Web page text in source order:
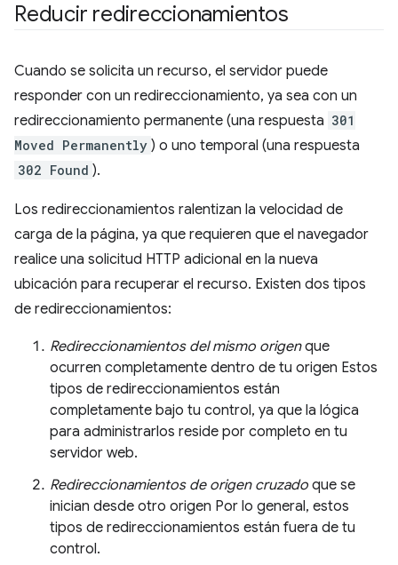
Reducir redireccionamientos
Cuando se solicita un recurso, el servidor puede
responder con un redireccionamiento, ya sea con un
redireccionamiento permanente (una respuesta 301
Moved Permanently ) o uno temporal (una respuesta
302 Found ).
Los redireccionamientos ralentizan la velocidad de
carga de la página, ya que requieren que el navegador
realice una solicitud HTTP adicional en la nueva
ubicación para recuperar el recurso. Existen dos tipos
de redireccionamientos:
Redireccionamientos del mismo origenque
ocurren completamente dentro de tu origen Estos
tipos de redireccionamientos están
completamente bajo tu control, ya que la lógica
para administrarlos reside por completo en tu
servidor web.
Redireccionamientos de origen cruzado que se
inician desde otro origen Por lo general, estos
tipos de redireccionamientos están fuera de tu
control.